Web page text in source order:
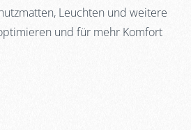
Leuchten und weitere
und für mehr Komfort